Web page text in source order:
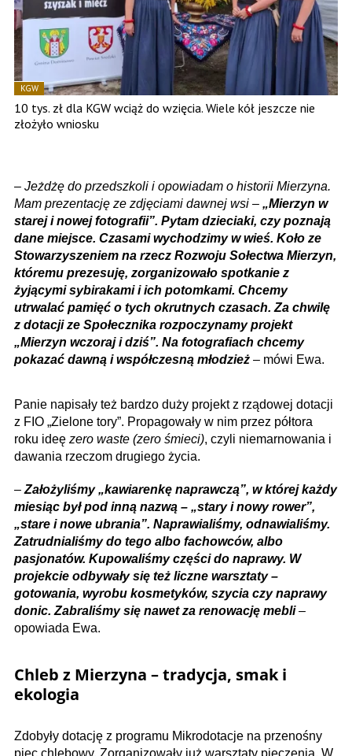
KGW
10 tys. zł dla KGW wciąż do wzięcia. Wiele kół jeszcze nie
złożyło wniosku
– Jeżdżę do przedszkoli i opowiadam o historii Mierzyna.
Mam prezentację ze zdjęciami dawnej wsi – „Mierzyn w
starej i nowej fotografii”. Pytam dzieciaki, czy poznają
dane miejsce. Czasami wychodzimy w wieś. Koło ze
Stowarzyszeniem na rzecz Rozwoju Sołectwa Mierzyn,
któremu prezesuję, zorganizowało spotkanie z
żyjącymi sybirakami i ich potomkami. Chcemy
utrwalać pamięć o tych okrutnych czasach. Za chwilę
z dotacji ze Społecznika rozpoczynamy projekt
„Mierzyn wczoraj i dziś”. Na fotografiach chcemy
pokazać dawną i współczesną młodzież – mówi Ewa.
Panie napisały też bardzo duży projekt z rządowej dotacji
z FIO „Zielone tory”. Propagowały w nim przez półtora
roku ideę zero waste (zero śmieci), czyli niemarnowania i
dawania rzeczom drugiego życia.
–Założyliśmy „kawiarenkę naprawczą”, w której każdy
miesiąc był pod inną nazwą – „stary i nowy rower”,
„stare i nowe ubrania”. Naprawialiśmy, odnawialiśmy.
Zatrudnialiśmy do tego albo fachowców, albo
pasjonatów. Kupowaliśmy części do naprawy. W
projekcie odbywały się też liczne warsztaty –
gotowania, wyrobu kosmetyków, szycia czy naprawy
donic. Zabraliśmy się nawet za renowację mebli –
opowiada Ewa.
Chleb z Mierzyna – tradycja, smak i
ekologia
Zdobyły dotację z programu Mikrodotacje na przenoś­ny